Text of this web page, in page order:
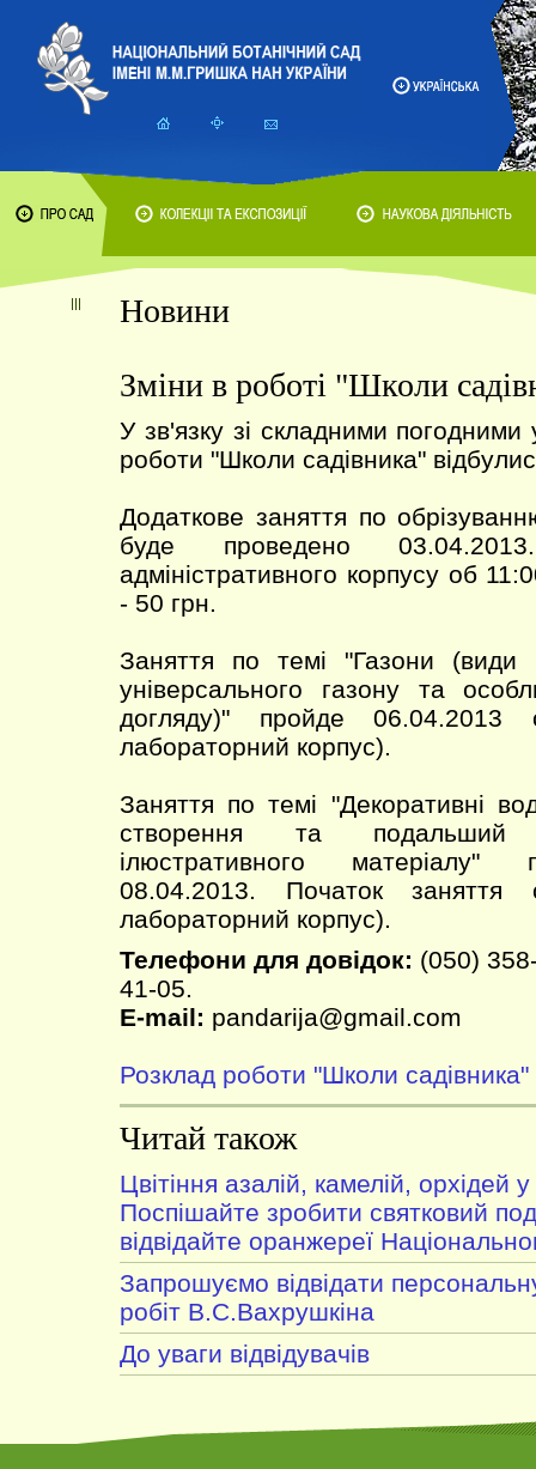
Новини
Зміни в роботі "Школи
У зв'язку зі складними погодними
роботи "Школи садівника"
Додаткове заняття по
буде проведено
адміністративного корпусу об
- 50 грн.
Заняття по темі "Газони (види
універсального газону та
догляду)" пройде
лабораторний корпус).
Заняття по темі "Декоративні
створення та подальший
ілюстративного матеріалу"
08.04.2013. Початок
лабораторний корпус).
Телефони для довідок: (050)
41-05.
E-mail: pandarija@gmail.com
Розклад роботи "Школи садівника"
Читай також
Цвітіння азалій, камелій, орхідей
Поспішайте зробити святковий
відвідайте оранжереї
Запрошуємо відвідати
робіт В.С.Вахрушкіна
До уваги відвідувачів